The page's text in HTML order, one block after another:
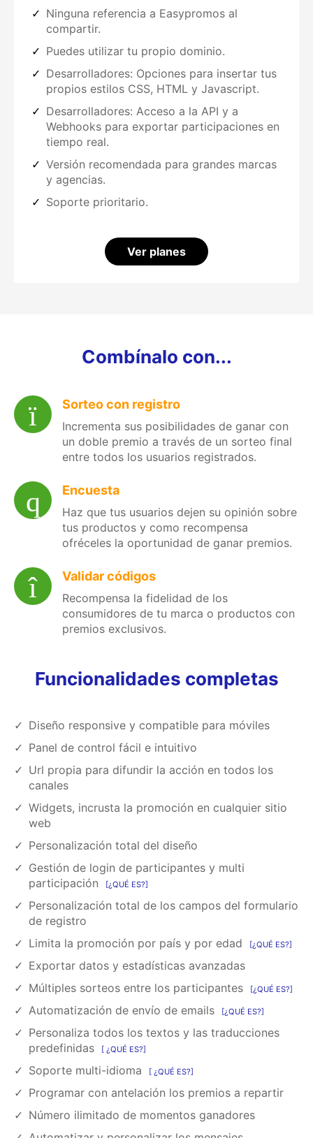
Ninguna referencia a Easypromos al
compartir.
Puedes utilizar tu propio dominio.
Desarrolladores: Opciones para insertar tus
propios estilos CSS, HTML y Javascript.
Desarrolladores: Acceso a la API y a
Webhooks para exportar participaciones en
tiempo real.
Versión recomendada para grandes marcas
y agencias.
Soporte prioritario.
Ver planes
Combínalo con...
Sorteo con registro
Incrementa sus posibilidades de ganar con
un doble premio a través de un sorteo final
entre todos los usuarios registrados.
Encuesta
Haz que tus usuarios dejen su opinión sobre
tus productos y como recompensa
ofréceles la oportunidad de ganar premios.
Validar códigos
Recompensa la fidelidad de los
consumidores de tu marca o productos con
premios exclusivos.
Funcionalidades completas
Diseño responsive y compatible para móviles
Panel de control fácil e intuitivo
Url propia para difundir la acción en todos los
canales
Widgets, incrusta la promoción en cualquier sitio
web
Personalización total del diseño
Gestión de login de participantes y multi
participación
¿QUÉ ES?
Personalización total de los campos del formulario
de registro
Limita la promoción por país y por edad
¿QUÉ ES?
Exportar datos y estadísticas avanzadas
Múltiples sorteos entre los participantes
¿QUÉ ES?
Automatización de envío de emails ¿QUÉ ES?
Personaliza todos los textos y las traducciones
predefinidas
¿QUÉ ES?
Soporte multi-idioma ¿QUÉ ES?
Programar con antelación los premios a repartir
Número ilimitado de momentos ganadores